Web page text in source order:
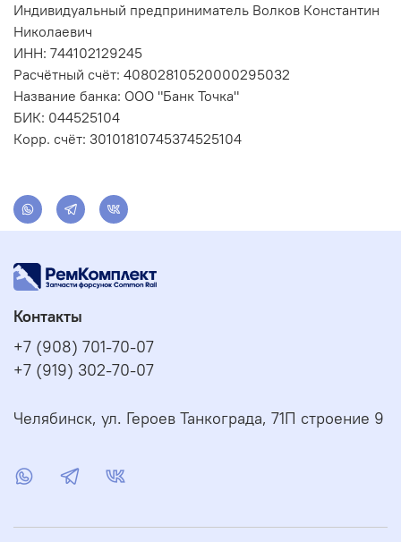
Индивидуальный предприниматель Волков Константин
Николаевич
ИНН: 744102129245
Расчётный счёт: 40802810520000295032
Название банка: ООО "Банк Точка"
БИК: 044525104
Корр. счёт: 30101810745374525104
Контакты
+7 (908) 701-70-07
+7 (919) 302-70-07
Челябинск, ул. Героев Танкограда, 71П строение 9